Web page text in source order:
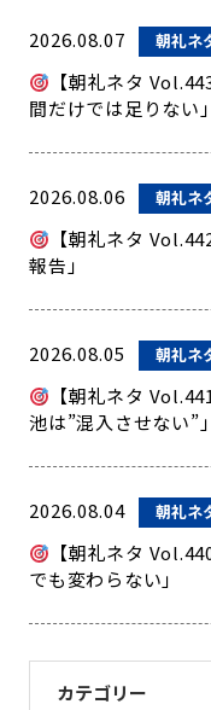
カテゴリー
2026.08.07 朝礼ネ
【朝礼ネタ
間だけでは足りない」
2026.08.06 朝礼ネ
【朝礼ネタ
報告」
2026.08.05 朝礼ネ
【朝礼ネタ
池は”混入させない”」
2026.08.04 朝礼ネ
【朝礼ネタ
でも変わらない」